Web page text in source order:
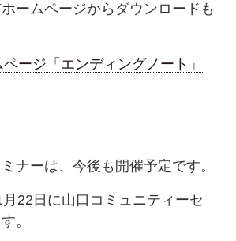
ームページからダウンロードも
ージ「エンディングノート」
ナーは、今後も開催予定です。
22日に山口コミュニティーセ
。